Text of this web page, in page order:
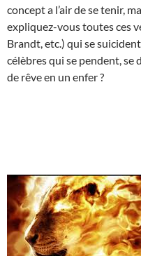
concept a l’air de se tenir,
expliquez-vous toutes ces
Brandt, etc.) qui se
célèbres qui se pendent,
de rêve en un enfer ?